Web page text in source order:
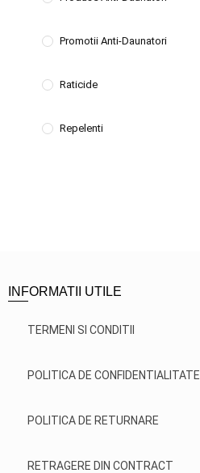
Promotii Anti-Daunatori
Raticide
Repelenti
INFORMATII UTILE
TERMENI SI CONDITII
POLITICA DE CONFIDENTIALITATE
POLITICA DE RETURNARE
RETRAGERE DIN CONTRACT